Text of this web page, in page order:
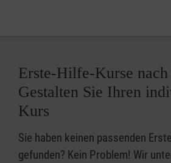
Erste-Hilfe-Kurse
Gestalten Sie Ihren
Kurs
Sie haben keinen passenden
gefunden? Kein Problem! Wir